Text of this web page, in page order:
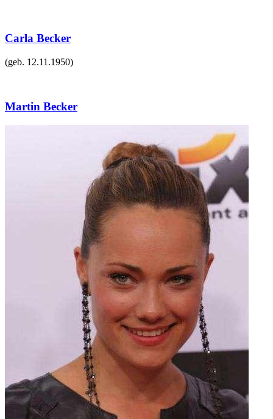
Carla Becker
(geb. 12.11.1950)
Martin Becker